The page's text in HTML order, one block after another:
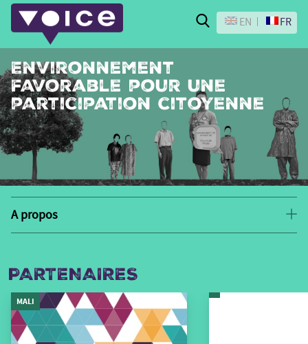
Search
EN FR
Environnement
favorable pour une
participation citoyenne
A propos
PARTENAIRES
MALI